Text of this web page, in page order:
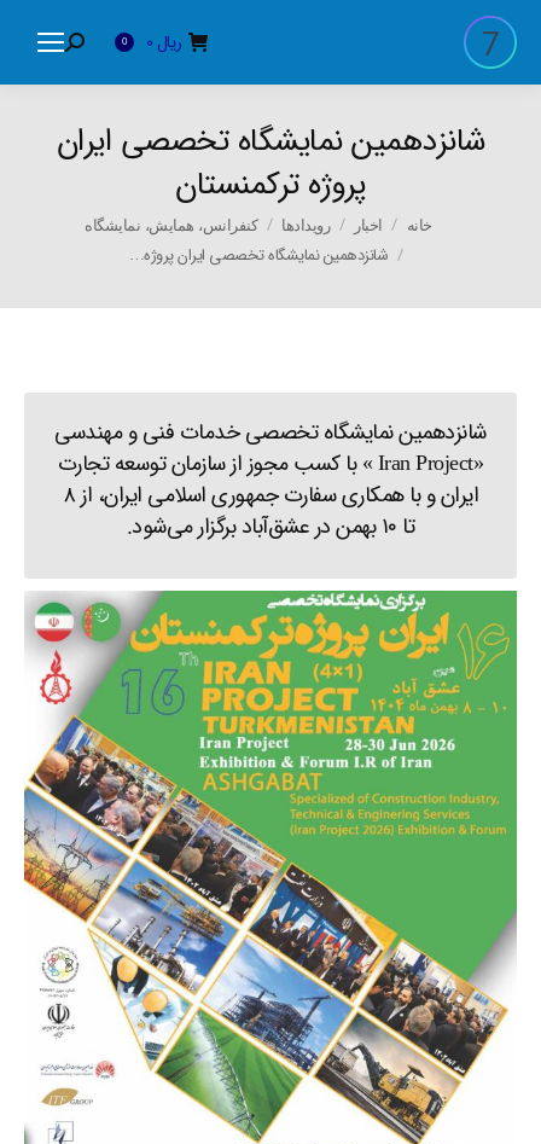
ریال 0
Search:
شانزدهمین نمایشگاه تخصصی ایران
پروژه ترکمنستان
You are here:
خانه اخبار رویدادها کنفرانس، همایش، نمایشگاه
شانزدهمین نمایشگاه تخصصی ایران پروژه…
شانزدهمین نمایشگاه تخصصی خدمات فنی و مهندسی
«Iran Project » با کسب مجوز از سازمان توسعه تجارت
ایران و با همکاری سفارت جمهوری اسلامی ایران، از ۸
تا ۱۰ بهمن در عشق‌آباد برگزار می‌شود.